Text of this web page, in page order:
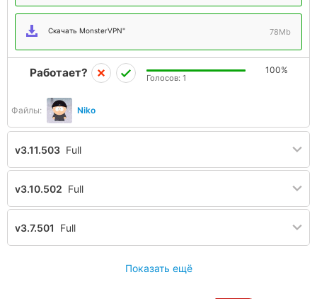
Скачать MonsterVPN" 78Mb
Файлы: Niko
Работает? 100%
Голосов: 1
v3.11.503 Full
v3.10.502 Full
v3.7.501 Full
Показать ещё